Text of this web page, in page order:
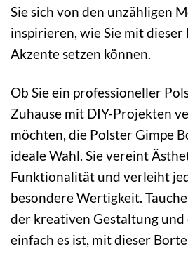
Sie sich von den unzähligen
inspirieren, wie Sie mit
Akzente setzen können.
Ob Sie ein professioneller
Zuhause mit DIY-Projekten
möchten, die Polster Gimpe
ideale Wahl. Sie vereint
Funktionalität und verleiht
besondere Wertigkeit.
der kreativen Gestaltung und
einfach es ist, mit dieser